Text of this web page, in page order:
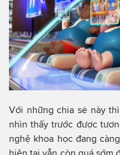
Với những chia sẻ này
nhìn thấy trước được
nghệ khoa học đang
hiện tại vẫn còn quá sớm